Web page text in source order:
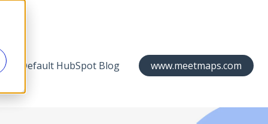
Default HubSpot Blog www.meetmaps.com